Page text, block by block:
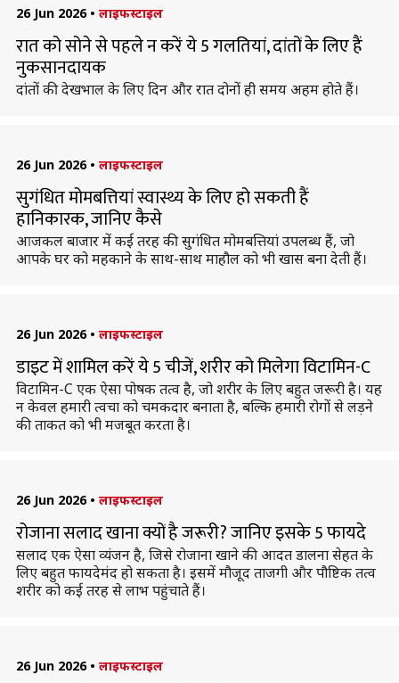
26 Jun 2026 • लाइफस्टाइल
रात को सोने से पहले न करें ये 5 गलतियां, दांतों के लिए हैं
नुकसानदायक
दांतों की देखभाल के लिए दिन और रात दोनों ही समय अहम होते हैं।
26 Jun 2026 • लाइफस्टाइल
सुगंधित मोमबत्तियां स्वास्थ्य के लिए हो सकती हैं
हानिकारक, जानिए कैसे
आजकल बाजार में कई तरह की सुगंधित मोमबत्तियां उपलब्ध हैं, जो
आपके घर को महकाने के साथ-साथ माहौल को भी खास बना देती हैं।
26 Jun 2026 • लाइफस्टाइल
डाइट में शामिल करें ये 5 चीजें, शरीर को मिलेगा विटामिन-C
विटामिन-C एक ऐसा पोषक तत्व है, जो शरीर के लिए बहुत जरूरी है। यह
न केवल हमारी त्वचा को चमकदार बनाता है, बल्कि हमारी रोगों से लड़ने
की ताकत को भी मजबूत करता है।
26 Jun 2026 • लाइफस्टाइल
रोजाना सलाद खाना क्यों है जरूरी? जानिए इसके 5 फायदे
सलाद एक ऐसा व्यंजन है, जिसे रोजाना खाने की आदत डालना सेहत के
लिए बहुत फायदेमंद हो सकता है। इसमें मौजूद ताजगी और पौष्टिक तत्व
शरीर को कई तरह से लाभ पहुंचाते हैं।
26 Jun 2026 • लाइफस्टाइल